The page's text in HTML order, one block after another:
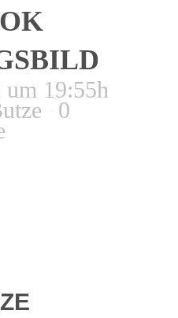
um 19:55h
0